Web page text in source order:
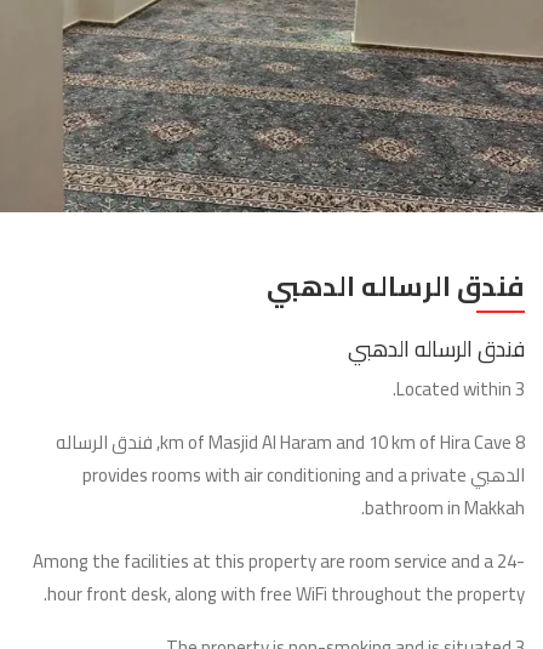
فندق الرساله الدهبي
فندق الرساله الدهبي
Located within 3.
8 km of Masjid Al Haram and 10 km of Hira Cave, فندق الرساله
الدهبي provides rooms with air conditioning and a private
bathroom in Makkah.
Among the facilities at this property are room service and a 24-
hour front desk, along with free WiFi throughout the property.